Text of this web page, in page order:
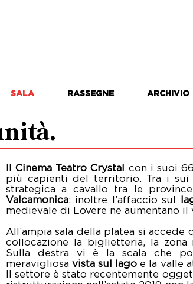
SALA RASSEGNE ARCHIVIO
IlCinema Teatro Crystal con i suoi
più capienti del territorio. Tra i
strategica a cavallo tra le
Valcamonica; inoltre l’affaccio sul
medievale di Lovere ne aumentano il
All’ampia sala della platea si
collocazione la biglietteria, la
Sulla destra vi è la scala che
meravigliosavista sul lago e la valle
Il settore è stato recentemente